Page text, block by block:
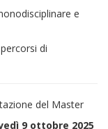
e
di
del Master
9 ottobre 2025